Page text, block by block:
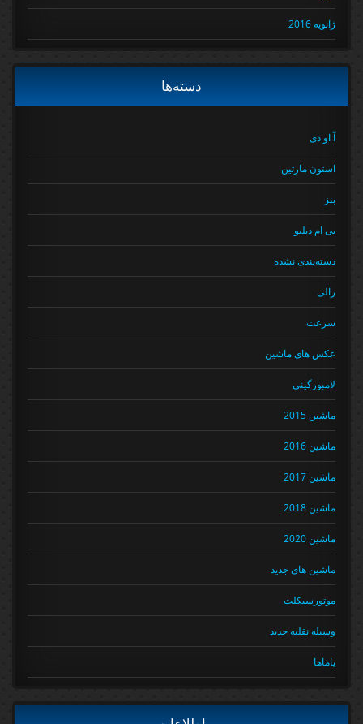
ژانویه 2016
دسته‌ها
آ او دی
استون مارتین
بی ام دبلیو
دسته‌بندی نشده
رالی
سرعت
عکس های ماشین
لامبورگینی
ماشین 2015
ماشین 2016
ماشین 2017
ماشین 2018
ماشین 2020
ماشین های جدید
موتورسیکلت
وسیله نقلیه جدید
یاماها